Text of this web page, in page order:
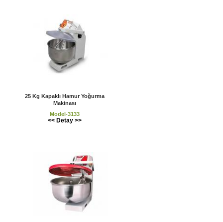
25 Kg Kapaklı Hamur Yoğurma
Makinası
Model-3133
<< Detay >>